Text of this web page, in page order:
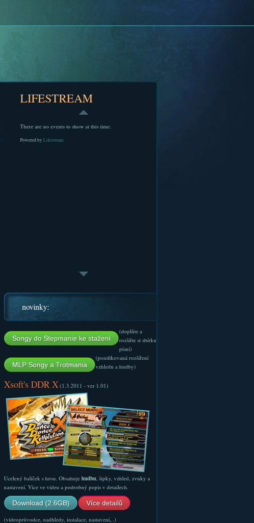
LIFESTREAM
There are no events to show at this time.
Powered by Lifestream.
novinky:
Songy do Stepmanie ke stažení
(doplňte a
rozšiřte si sbírku
písní)
MLP Songy a Trotmania
(ponifikovaná rozšíření
vzhledu a hudby)
Xsoft's DDR X(1.3.2011 - ver 1.01)
Ucelený balíček s hrou. Obsahuje hudbu, šipky, vzhled, zvuky a
nastavení. Více ve videu a podrobný popis v detailech.
Download (2.6GB) Více detailů
(videoprůvodce, nadhledy, instalace, nastavení,..)